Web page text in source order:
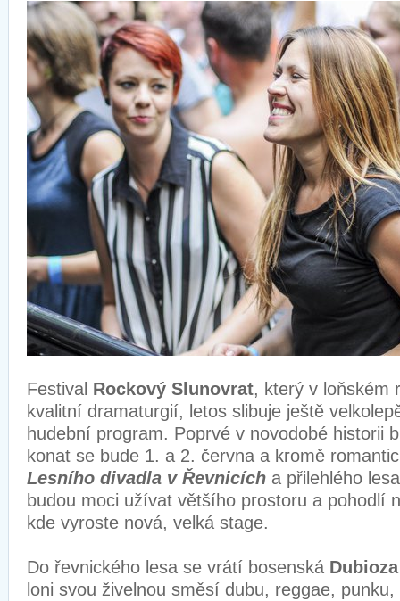
Festival Rockový Slunovrat, který v loňském
kvalitní dramaturgií, letos slibuje ještě
hudební program. Poprvé v novodobé historii
konat se bude 1. a 2. června a kromě
Lesního divadla v Řevnicích a přilehlého
budou moci užívat většího prostoru a pohodlí
kde vyroste nová, velká stage.
Do řevnického lesa se vrátí bosenská
loni svou živelnou směsí dubu, reggae,